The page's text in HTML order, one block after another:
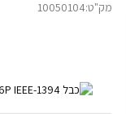
מק"ט:10050104